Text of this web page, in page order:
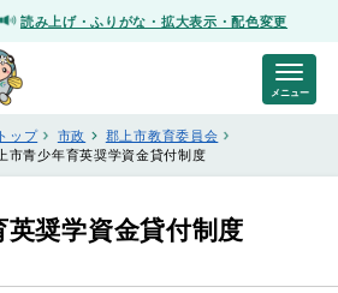
読み上げ・ふりがな・拡大表示・配色変更
ップ 市政
郡上市教育委員会
市青少年育英奨学資金貸付制度
奨学資金貸付制度
メニュー